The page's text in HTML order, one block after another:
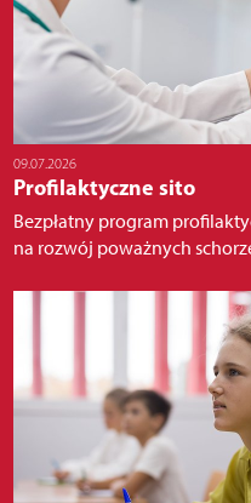
09.07.2026
Profilaktyczne sito
Bezpłatny program
na rozwój poważnych